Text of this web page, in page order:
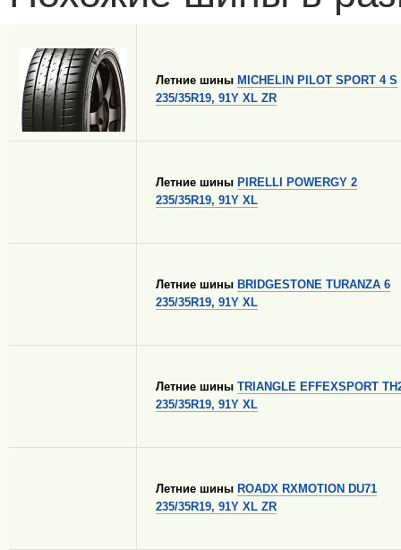
Летние шины MICHELIN PILOT SPORT 4 S
235/35R19, 91Y XL ZR
Летние шины PIRELLI POWERGY 2
235/35R19, 91Y XL
Летние шины BRIDGESTONE TURANZA 6
235/35R19, 91Y XL
Летние шины TRIANGLE EFFEXSPORT
235/35R19, 91Y XL
Летние шины ROADX RXMOTION DU71
235/35R19, 91Y XL ZR